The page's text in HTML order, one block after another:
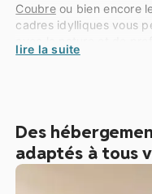
Coubreou bien encore
cadres idylliques vous
souffle. Imaginez-vous
pourrez vraiment vous
lire la suite
Des
adaptés à tous